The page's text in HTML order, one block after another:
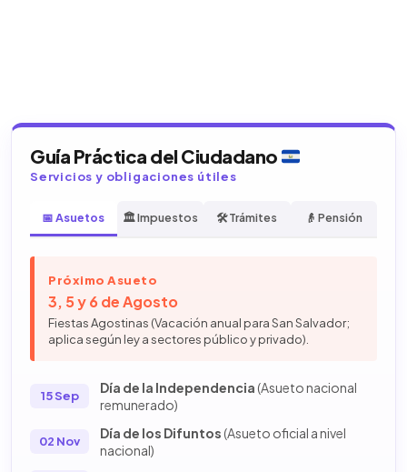
Guía Práctica del Ciudadano
Servicios y obligaciones útiles
📅 Asuetos 🏛️ Impuestos 🛠️ Trámites 👴 Pensión
Próximo Asueto
3, 5 y 6 de Agosto
Fiestas Agostinas (Vacación anual para San Salvador;
aplica según ley a sectores público y privado).
15 Sep
Día de la Independencia(Asueto nacional
remunerado)
02 Nov
Día de los Difuntos(Asueto oficial a nivel
nacional)